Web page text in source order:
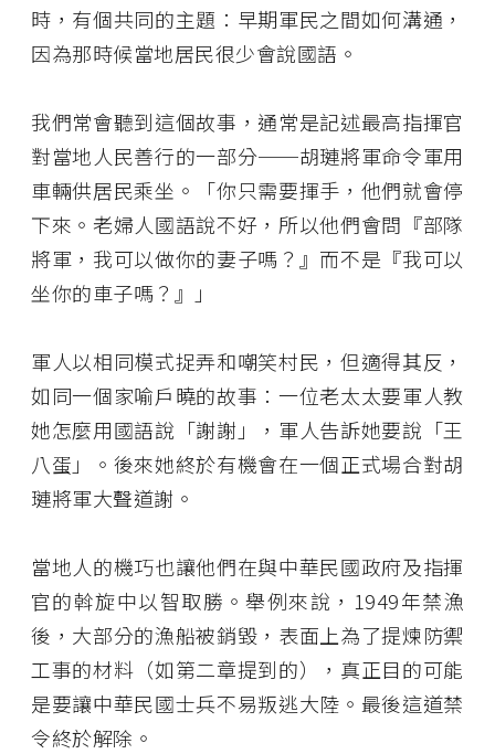
時，有個共同的主題：早期軍民之間如何溝通，
因為那時候當地居民很少會說國語。
我們常會聽到這個故事，通常是記述最高指揮官
對當地人民善行的一部分──胡璉將軍命令軍用
車輛供居民乘坐。「你只需要揮手，他們就會停
下來。老婦人國語說不好，所以他們會問『部隊
將軍，我可以做你的妻子嗎？』而不是『我可以
坐你的車子嗎？』」
軍人以相同模式捉弄和嘲笑村民，但適得其反，
如同一個家喻戶曉的故事：一位老太太要軍人教
她怎麼用國語說「謝謝」，軍人告訴她要說「王
八蛋」。後來她終於有機會在一個正式場合對胡
璉將軍大聲道謝。
當地人的機巧也讓他們在與中華民國政府及指揮
官的斡旋中以智取勝。舉例來說，1949年禁漁
後，大部分的漁船被銷毀，表面上為了提煉防禦
工事的材料（如第二章提到的），真正目的可能
是要讓中華民國士兵不易叛逃大陸。最後這道禁
令終於解除。